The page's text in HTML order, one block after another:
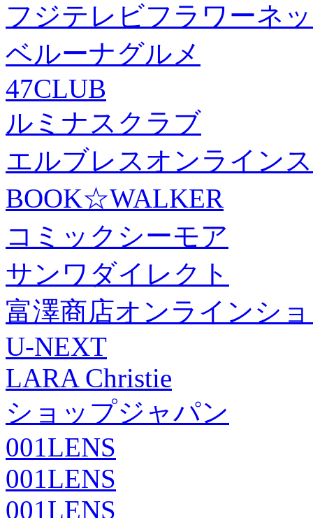
フジテレビフラワーネ
ベルーナグルメ
47CLUB
ルミナスクラブ
エルブレスオンライン
BOOK☆WALKER
コミックシーモア
サンワダイレクト
富澤商店オンラインシ
U-NEXT
LARA Christie
ショップジャパン
001LENS
001LENS
001LENS